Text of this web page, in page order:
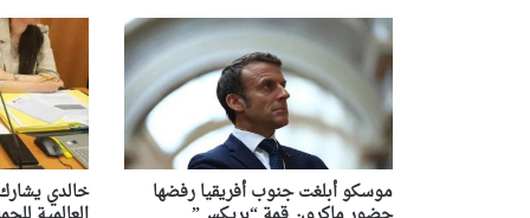
ن
ا
د
ي
ى
اموسكو أبلغت جنوب أفريقيا رفضها خالدي